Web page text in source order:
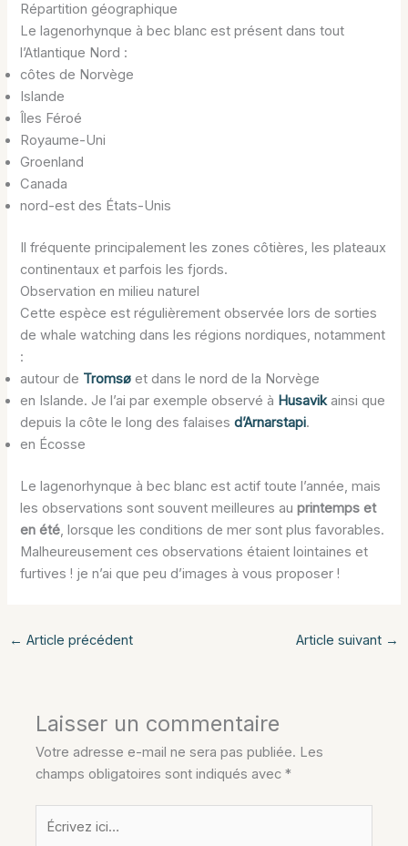
Répartition géographique
Le lagenorhynque à bec blanc est présent dans tout
l’Atlantique Nord :
côtes de Norvège
Islande
Îles Féroé
Royaume-Uni
Groenland
Canada
nord-est des États-Unis
Il fréquente principalement les zones côtières, les plateaux
continentaux et parfois les fjords.
Observation en milieu naturel
Cette espèce est régulièrement observée lors de sorties
de whale watching dans les régions nordiques, notamment
:
autour de Tromsø et dans le nord de la Norvège
en Islande. Je l’ai par exemple observé à Husavikainsi que
depuis la côte le long des falaisesd’Arnarstapi.
en Écosse
Le lagenorhynque à bec blanc est actif toute l’année, mais
les observations sont souvent meilleures auprintemps et
en été, lorsque les conditions de mer sont plus favorables.
Malheureusement ces observations étaient lointaines et
furtives ! je n’ai que peu d’images à vous proposer !
← Article précédent Article suivant →
Laisser un commentaire
Votre adresse e-mail ne sera pas publiée. Les
champs obligatoires sont indiqués avec*
Écrivez
ici…